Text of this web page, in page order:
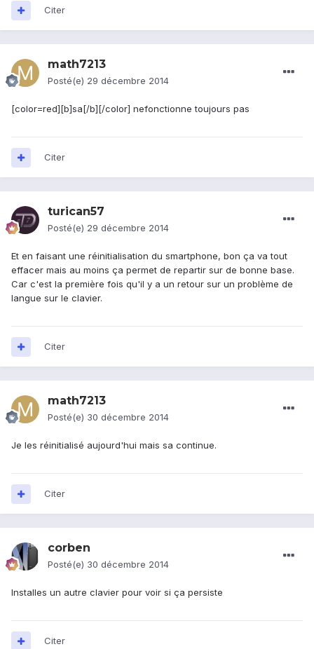
Citer
math7213
Posté(e) 29 décembre 2014
[color=red][b]sa[/b][/color] nefonctionne toujours pas
Citer
turican57
Posté(e) 29 décembre 2014
Et en faisant une réinitialisation du smartphone, bon ça va tout
effacer mais au moins ça permet de repartir sur de bonne base.
Car c'est la première fois qu'il y a un retour sur un problème de
langue sur le clavier.
Citer
math7213
Posté(e) 30 décembre 2014
Je les réinitialisé aujourd'hui mais sa continue.
Citer
corben
Posté(e) 30 décembre 2014
Installes un autre clavier pour voir si ça persiste
Citer